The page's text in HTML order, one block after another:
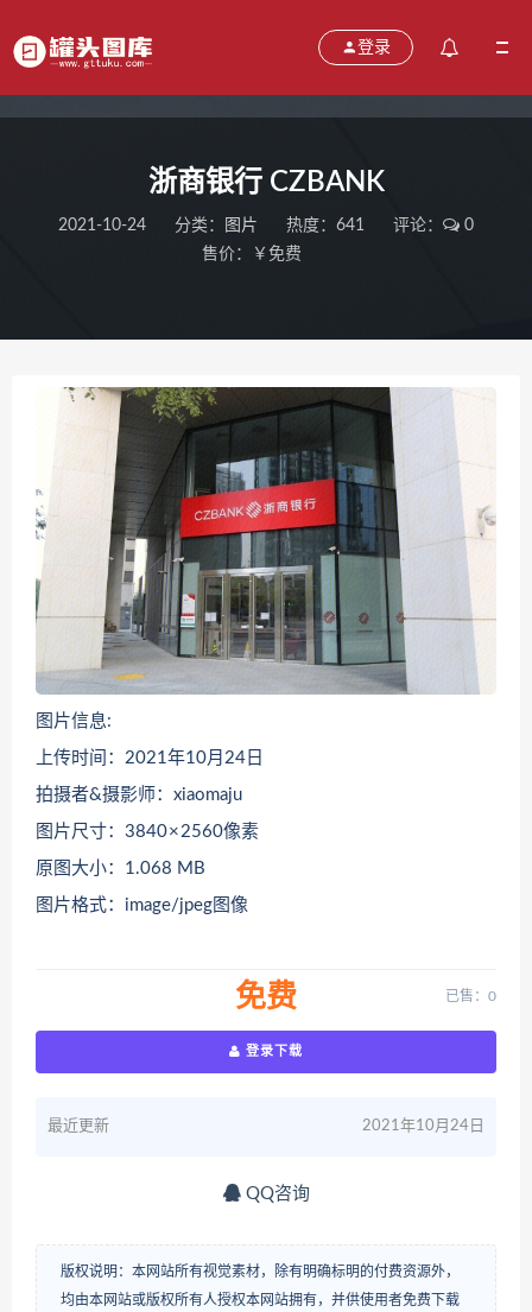
登录
浙商银行 CZBANK
2021-10-24 分类： 图片 热度：641 评论：
0
售价：￥免费
图片信息:
上传时间：2021年10月24日
拍摄者&摄影师：xiaomaju
图片尺寸：3840 × 2560像素
原图大小：1.068 MB
图片格式：image/jpeg图像
免费 已售：0
登录下载
最近更新 2021年10月24日
QQ咨询
版权说明：本网站所有视觉素材，除有明确标明的付费资源外，
均由本网站或版权所有人授权本网站拥有，并供使用者免费下载